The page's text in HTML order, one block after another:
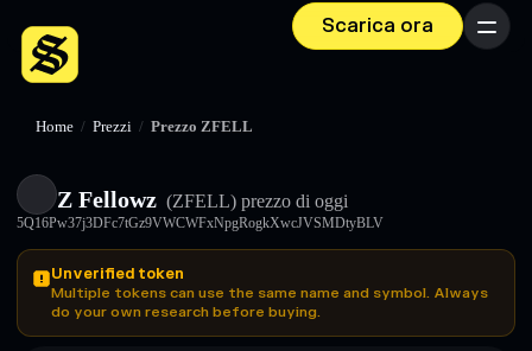
Scarica ora Menu
Home / Prezzi / Prezzo ZFELL
Z Fellowz (ZFELL) prezzo di oggi
5Q16Pw37j3DFc7tGz9VWCWFxNpgRogkXwcJVSMDtyBLV
Unverified token
Multiple tokens can use the same name and symbol. Always
do your own research before buying.